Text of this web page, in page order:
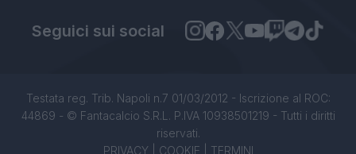
Seguici sui social
Testata reg. Trib. Napoli n.7 01/03/2012 - Iscrizione al ROC:
44869 - © Fantacalcio S.R.L. P.IVA 10938501219 - Tutti i diritti
riservati.
PRIVACY| COOKIE TERMINI